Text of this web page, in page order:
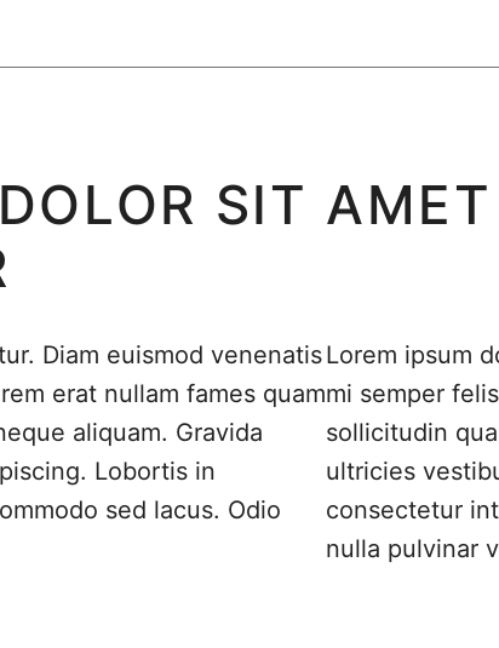
SIT AMET
Diam euismod venenatis
erat nullam fames quam
aliquam. Gravida
Lobortis in
sed lacus. Odio
Lorem ipsum
mi semper
sollicitudin
ultricies
consectetur
nulla pulvinar